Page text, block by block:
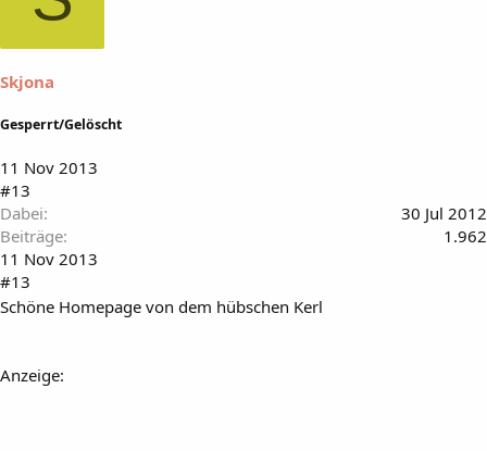
Skjona
Gesperrt/Gelöscht
11 Nov 2013
#13
Dabei
30 Jul 2012
Beiträge
1.962
11 Nov 2013
#13
Schöne Homepage von dem hübschen Kerl
Anzeige: